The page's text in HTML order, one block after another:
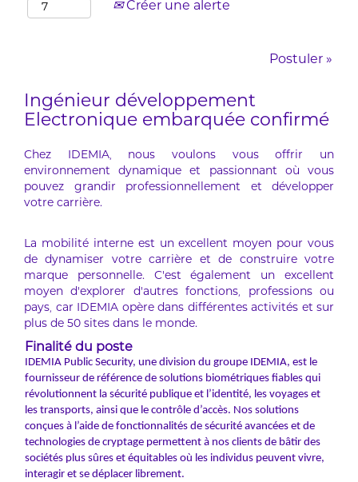
Créer une alerte
Postuler »
Ingénieur développement
Electronique embarquée confirmé
Chez IDEMIA, nous voulons vous offrir un
environnement dynamique et passionnant où vous
pouvez grandir professionnellement et développer
votre carrière.
La mobilité interne est un excellent moyen pour vous
de dynamiser votre carrière et de construire votre
marque personnelle. C'est également un excellent
moyen d'explorer d'autres fonctions, professions ou
pays, car IDEMIA opère dans différentes activités et sur
plus de 50 sites dans le monde.
Finalité du poste
IDEMIA Public Security, une division du groupe IDEMIA, est le
fournisseur de référence de solutions biométriques fiables qui
révolutionnent la sécurité publique et l’identité, les voyages et
les transports, ainsi que le contrôle d’accès. Nos solutions
conçues à l’aide de fonctionnalités de sécurité avancées et de
technologies de cryptage permettent à nos clients de bâtir des
sociétés plus sûres et équitables où les individus peuvent vivre,
interagir et se déplacer librement.